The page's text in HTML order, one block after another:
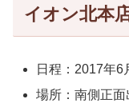
イオン北本
日程：2017年6
場所：南側正面